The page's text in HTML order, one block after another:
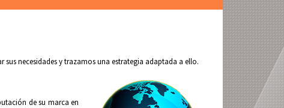
necesidades y trazamos una estrategia adaptada a ello.
de su marca en